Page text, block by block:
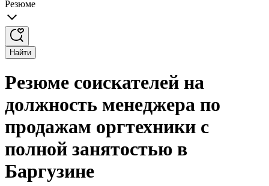
Резюме
Найти
Резюме соискателей на
должность менеджера по
продажам оргтехники с
полной занятостью в
Баргузине